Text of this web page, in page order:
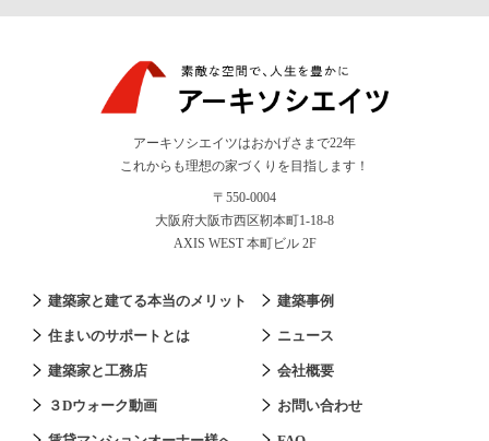
アーキソシエイツはおかげさまで22年
これからも理想の家づくりを目指します！
〒550-0004
大阪府大阪市西区靭本町1-18-8
AXIS WEST 本町ビル 2F
建築家と建てる本当のメリット 建築事例
住まいのサポートとは ニュース
建築家と工務店 会社概要
３Dウォーク動画 お問い合わせ